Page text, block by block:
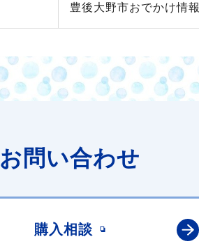
豊後大野市おでかけ情報
お問い合わせ
購入相談